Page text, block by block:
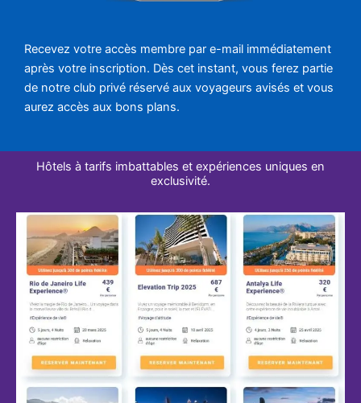
Recevez votre accès membre par e-mail immédiatement
après votre inscription. Dès cet instant, vous ferez partie
de notre club privé réservé aux voyageurs avisés et vous
aurez accès aux bons plans.
Hôtels à tarifs imbattables et expériences uniques en
exclusivité.